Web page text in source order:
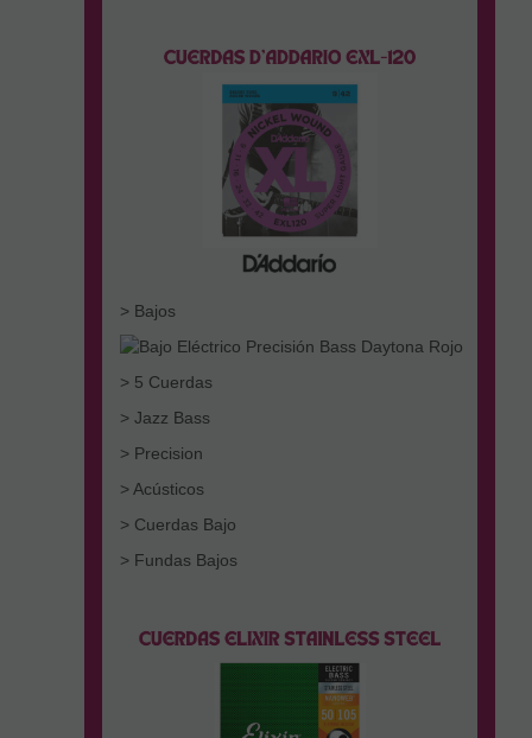
> Bajos
> 5 Cuerdas
> Jazz Bass
> Precision
> Acústicos
> Cuerdas Bajo
> Fundas Bajos